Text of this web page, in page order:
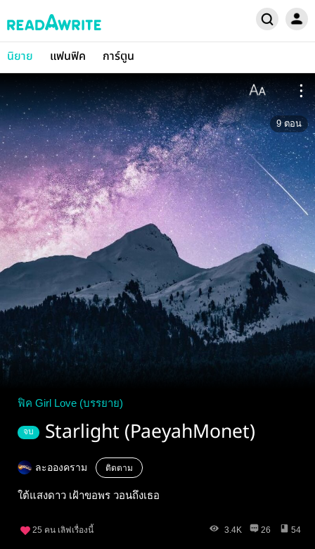
นิยาย แฟนฟิค การ์ตูน
9 ตอน
ฟิค Girl Love (บรรยาย)
จบ Starlight (PaeyahMonet)
ละอองคราม ติดตาม
ใต้แสงดาว เฝ้าขอพร วอนถึงเธอ
25 คน เลิฟเรื่องนี้ 3.4K 26 54